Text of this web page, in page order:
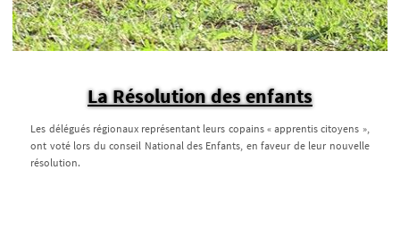
La Résolution des enfants
Les délégués régionaux représentant leurs copains « apprentis citoyens »,
ont voté lors du conseil National des Enfants, en faveur de leur nouvelle
résolution.